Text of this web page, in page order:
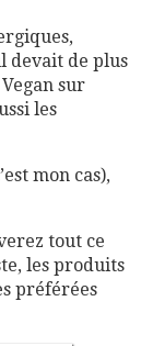
devait de plus
sur
les
mon cas),
tout ce
les produits
préférées